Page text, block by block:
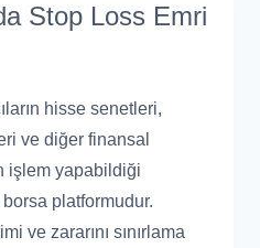
Stop Loss Emri
hisse senetleri,
ve diğer finansal
işlem yapabildiği
platformudur.
ve zararını sınırlama